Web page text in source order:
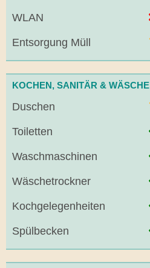
WLAN
Entsorgung Müll
KOCHEN, SANITÄR & WÄSCHE
Duschen
Toiletten
Waschmaschinen
Wäschetrockner
Kochgelegenheiten
Spülbecken